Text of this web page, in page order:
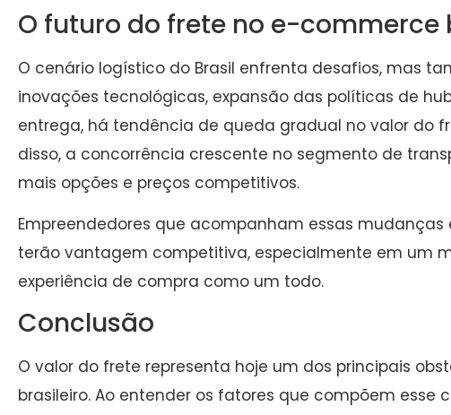
O futuro do frete no e-commerce
O cenário logístico do Brasil enfrenta desafios, mas
inovações tecnológicas, expansão das políticas de
entrega, há tendência de queda gradual no valor do
disso, a concorrência crescente no segmento de
mais opções e preços competitivos.
Empreendedores que acompanham essas
terão vantagem competitiva, especialmente em um
experiência de compra como um todo.
Conclusão
O valor do frete representa hoje um dos principais
brasileiro. Ao entender os fatores que compõem